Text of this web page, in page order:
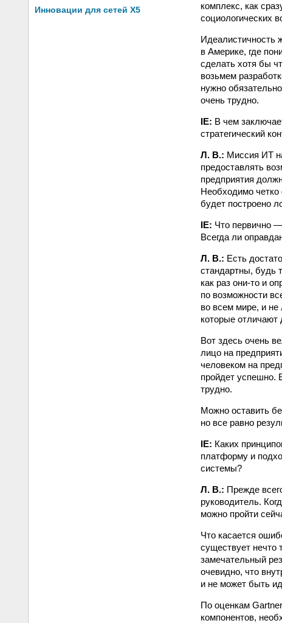
Инновации для сетей X5
комплекс, как
социологических
Идеалистичность
в Америке, где
сделать хотя бы
возьмем
нужно
очень трудно.
IE: В чем
стратегический
Л. В.: Миссия ИТ
предоставлять
предприятия
Необходимо четко
будет построено
IE: Что первично —
Всегда ли
Л. В.: Есть
стандартны, будь
как раз они-то и
по возможности
во всем мире, и
которые отличают
Вот здесь очень
лицо на
человеком на
пройдет успешно.
трудно.
Можно оставить
но все равно
IE: Каких
платформу и
системы?
Л. В.: Прежде
руководитель.
можно пройти
Что касается
существует нечто
замечательный
очевидно, что
и не может быть
По оценкам
компонентов,